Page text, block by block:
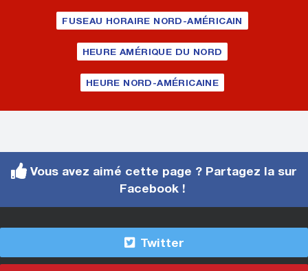
FUSEAU HORAIRE NORD-AMÉRICAIN
HEURE AMÉRIQUE DU NORD
HEURE NORD-AMÉRICAINE
Vous avez aimé cette page ? Partagez la sur
Facebook !
Twitter